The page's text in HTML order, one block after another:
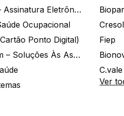
Certificata – Assinatura Eletrônica De Documentos
Ocupacional
Ponto Digital)
Zion System – Soluções Às Associações E Empresas
Cresol
Fiep
C.vale
Ver